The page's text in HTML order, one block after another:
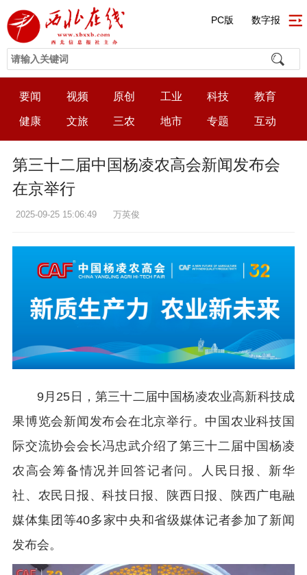
PC版 数字报
要闻 视频 原创 工业 科技 教育
健康 文旅 三农 地市 专题 互动
第三十二届中国杨凌农高会新闻发布会
在京举行
2025-09-25 15:06:49 万英俊
9月25日，第三十二届中国杨凌农业高新科技成
果博览会新闻发布会在北京举行。中国农业科技国
际交流协会会长冯忠武介绍了第三十二届中国杨凌
农高会筹备情况并回答记者问。人民日报、新华
社、农民日报、科技日报、陕西日报、陕西广电融
媒体集团等40多家中央和省级媒体记者参加了新闻
发布会。